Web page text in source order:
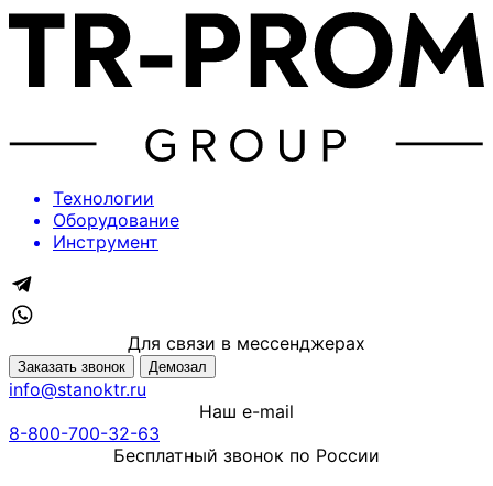
Технологии
Оборудование
Инструмент
Для связи в мессенджерах
Заказать звонок Демозал
info@stanoktr.ru
Наш e-mail
8-800-700-32-63
Бесплатный звонок по России